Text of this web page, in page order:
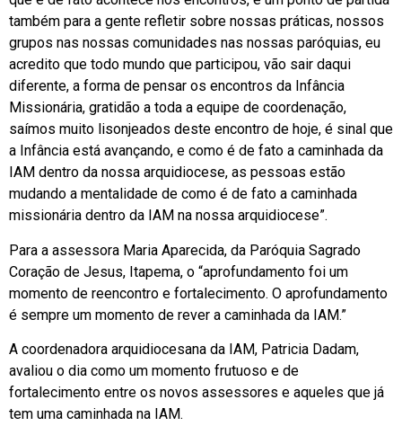
também para a gente refletir sobre nossas práticas, nossos
grupos nas nossas comunidades nas nossas paróquias, eu
acredito que todo mundo que participou, vão sair daqui
diferente, a forma de pensar os encontros da Infância
Missionária, gratidão a toda a equipe de coordenação,
saímos muito lisonjeados deste encontro de hoje, é sinal que
a Infância está avançando, e como é de fato a caminhada da
IAM dentro da nossa arquidiocese, as pessoas estão
mudando a mentalidade de como é de fato a caminhada
missionária dentro da IAM na nossa arquidiocese”.
Para a assessora Maria Aparecida, da Paróquia Sagrado
Coração de Jesus, Itapema, o “aprofundamento foi um
momento de reencontro e fortalecimento. O aprofundamento
é sempre um momento de rever a caminhada da IAM.”
A coordenadora arquidiocesana da IAM, Patricia Dadam,
avaliou o dia como um momento frutuoso e de
fortalecimento entre os novos assessores e aqueles que já
tem uma caminhada na IAM.